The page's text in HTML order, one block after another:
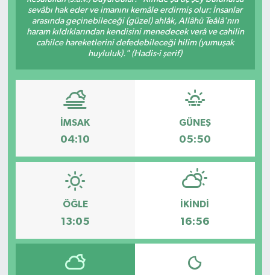
sevâbı hak eder ve imanını kemâle erdirmiş olur: İnsanlar
arasında geçinebileceği (güzel) ahlâk, Allâhü Teâlâ'nın
haram kıldıklarından kendisini menedecek verâ ve cahilin
cahilce hareketlerini defedebileceği hilim (yumuşak
huyluluk)." (Hadis-i şerif)
İMSAK
04:10
GÜNEŞ
05:50
ÖĞLE
13:05
İKINDI
16:56